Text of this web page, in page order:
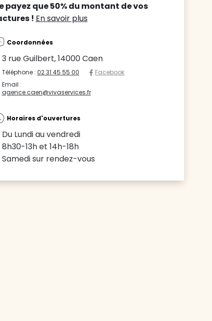
payez que 50% du montant de vos
! En savoir plus
Coordonnées
3 rue Guilbert, 14000 Caen
Téléphone : 02 31 45 55 00
Facebook
Email :
agence.caen@vivaservices.fr
Horaires d'ouvertures
Du Lundi au vendredi
8h30-13h et 14h-18h
Samedi sur rendez-vous